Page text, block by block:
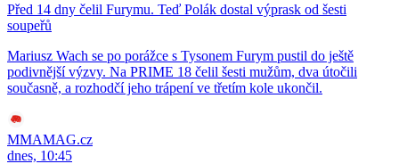
Před 14 dny čelil Furymu. Teď Polák dostal výprask od šesti
soupeřů
Mariusz Wach se po porážce s Tysonem Furym pustil do ještě
podivnější výzvy. Na PRIME 18 čelil šesti mužům, dva útočili
současně, a rozhodčí jeho trápení ve třetím kole ukončil.
MMAMAG.cz
dnes, 10:45